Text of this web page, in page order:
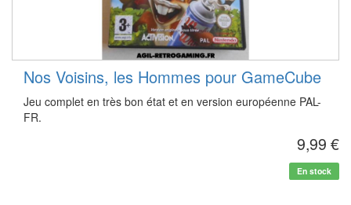
Nos Voisins, les Hommes pour GameCube
Jeu complet en très bon état et en version européenne PAL-
FR.
9,99 €
En stock